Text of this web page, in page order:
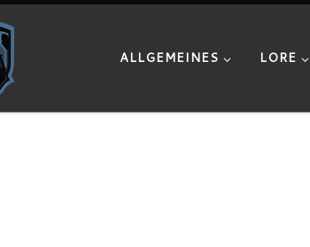
ALLGEMEINES
LORE